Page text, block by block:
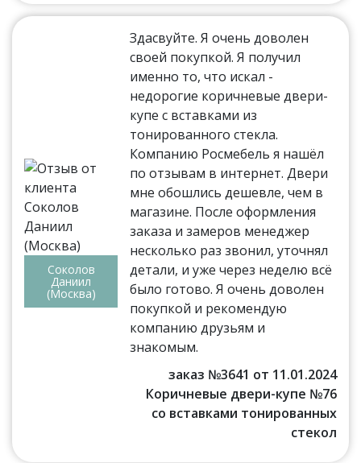
Соколов
Даниил
(Москва)
Здасвуйте. Я очень доволен
своей покупкой. Я получил
именно то, что искал -
недорогие коричневые двери-
купе с вставками из
тонированного стекла.
Компанию Росмебель я нашёл
по отзывам в интернет. Двери
мне обошлись дешевле, чем в
магазине. После оформления
заказа и замеров менеджер
несколько раз звонил, уточнял
детали, и уже через неделю всё
было готово. Я очень доволен
покупкой и рекомендую
компанию друзьям и
знакомым.
заказ №3641 от 11.01.2024
Коричневые двери-купе №76
со вставками тонированных
стекол